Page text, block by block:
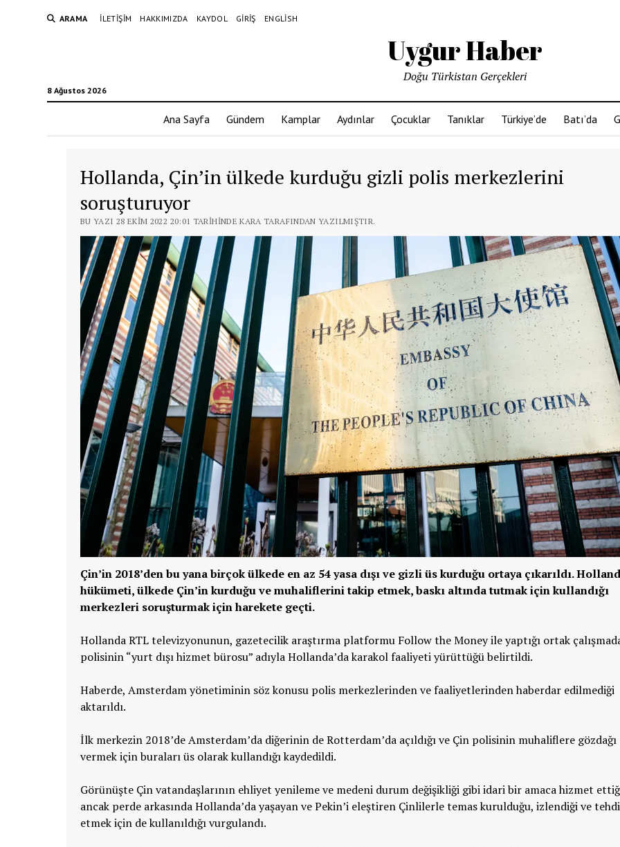
ARAMA İLETIŞIM HAKKIMIZDA KAYDOL GIRIŞ ENGLISH
Uygur Haber
8 Ağustos 2026
Doğu Türkistan Gerçekleri
Ana Sayfa Gündem Kamplar Aydınlar Çocuklar Tanıklar Türkiye’de Batı’da
Hollanda, Çin’in ülkede kurduğu gizli polis merkezlerini
soruşturuyor
BU YAZI 28 EKIM 2022 20:01 TARIHINDE KARA TARAFINDAN YAZILMIŞTIR.
Çin’in 2018’den bu yana birçok ülkede en az 54 yasa dışı ve gizli üs kurduğu ortaya çıkarıldı.
hükümeti, ülkede Çin’in kurduğu ve muhaliflerini takip etmek, baskı altında tutmak için kullandığı
merkezleri soruşturmak için harekete geçti.
Hollanda RTL televizyonunun, gazetecilik araştırma platformu Follow the Money ile yaptığı ortak
polisinin “yurt dışı hizmet bürosu” adıyla Hollanda’da karakol faaliyeti yürüttüğü belirtildi.
Haberde, Amsterdam yönetiminin söz konusu polis merkezlerinden ve faaliyetlerinden haberdar edilmediği
aktarıldı.
İlk merkezin 2018’de Amsterdam’da diğerinin de Rotterdam’da açıldığı ve Çin polisinin muhaliflere gözdağı
vermek için buraları üs olarak kullandığı kaydedildi.
Görünüşte Çin vatandaşlarının ehliyet yenileme ve medeni durum değişikliği gibi idari bir amaca hizmet
ancak perde arkasında Hollanda’da yaşayan ve Pekin’i eleştiren Çinlilerle temas kurulduğu, izlendiği ve
etmek için de kullanıldığı vurgulandı.